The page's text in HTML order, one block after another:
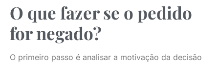
O que fazer se o pedido
for negado?
O primeiro passo é analisar a motivação da decisão